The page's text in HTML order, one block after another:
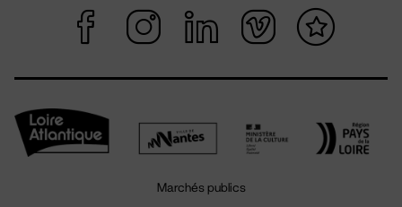
Marchés publics